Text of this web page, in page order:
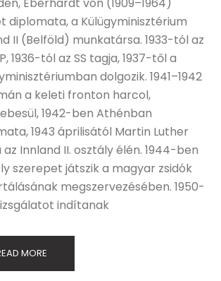
diplomata, a Külügyminisztérium
II (Belföld) munkatársa. 1933-tól az
1936-tól az SS tagja, 1937-től a
dolgozik. 1941–1942
a keleti fronton harcol,
1942-ben Athénban
1943 áprilisától Martin Luther
Innland II. osztály élén. 1944-ben
szerepet játszik a magyar zsidók
megszervezésében. 1950-
indítanak
MORE